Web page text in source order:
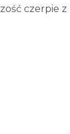
czerpie z